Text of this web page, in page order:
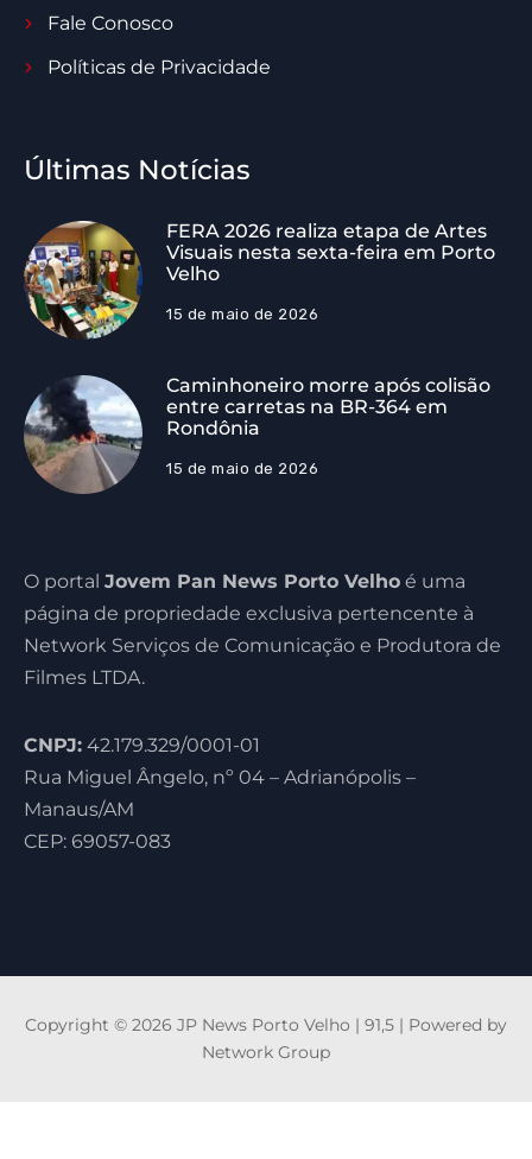
Fale Conosco
Políticas de Privacidade
Últimas Notícias
FERA 2026 realiza etapa de Artes
Visuais nesta sexta-feira em Porto
Velho
15 de maio de 2026
Caminhoneiro morre após colisão
entre carretas na BR-364 em
Rondônia
15 de maio de 2026
O portal Jovem Pan News Porto Velho é uma
página de propriedade exclusiva pertencente à
Network Serviços de Comunicação e Produtora de
Filmes LTDA.
CNPJ: 42.179.329/0001-01
Rua Miguel Ângelo, nº 04 – Adrianópolis –
Manaus/AM
CEP: 69057-083
Copyright © 2026 JP News Porto Velho | 91,5 | Powered by
Network Group